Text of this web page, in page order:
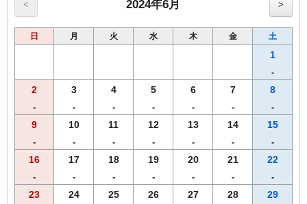
・味付半熟ゆで玉子
・北海道で育ったゴロゴロ野菜カレー
・フレッシュサラダ
・オーガニックグラノーラ
【こだわり】 あつあつの焼きたてパンをお好きなだけお召し上がり
【営業時間】1階レストランにて6時30分から10時00分まで(ｵｰﾀﾞｰｽﾄｯ
ﾌﾟ9:30）
【Ｗi－Ｆi】全席でご利用いただけます。
◆◆◆客室のご案内◆◆◆
●Wi-Fi・有線ＬＡＮ完備
●洗浄機付きトイレ完備
●枕元にUSBコンセント設置
< 2024年6月 >
日 月 火 水 木 金 土
1
-
2
-
3
-
4
-
5
-
6
-
7
-
8
-
9
-
10
-
11
-
12
-
13
-
14
-
15
-
16
-
17
-
18
-
19
-
20
-
21
-
22
-
23 24 25 26 27 28 29